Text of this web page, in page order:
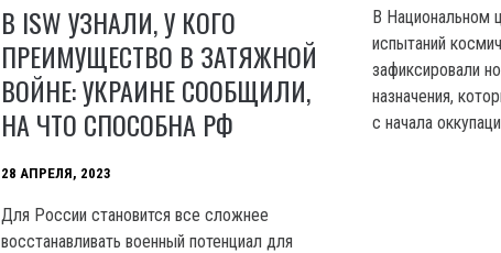
В ISW УЗНАЛИ, У КОГО
ПРЕИМУЩЕСТВО В ЗАТЯЖНОЙ
ВОЙНЕ: УКРАИНЕ СООБЩИЛИ,
НА ЧТО СПОСОБНА РФ
28 АПРЕЛЯ, 2023
Для России становится все сложнее
восстанавливать военный потенциал для
В Национальном
испытаний
зафиксировали
назначения,
с начала